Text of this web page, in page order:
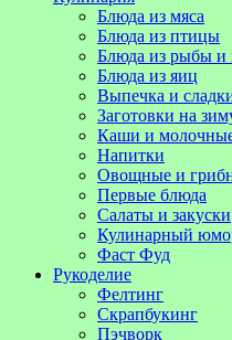
Блюда из мяса
Блюда из птицы
Блюда из рыбы и
Блюда из яиц
Выпечка и
Заготовки на
Каши и
Напитки
Овощные и
Первые блюда
Салаты и закуски
Кулинарный
Фаст Фуд
Рукоделие
Фелтинг
Скрапбукинг
Пэчворк